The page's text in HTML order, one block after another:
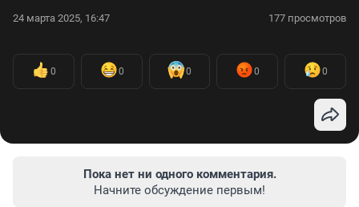
24 марта 2025, 16:47 177 просмотров
0 0 0 0 0
Пока нет ни одного комментария.
Начните обсуждение первым!